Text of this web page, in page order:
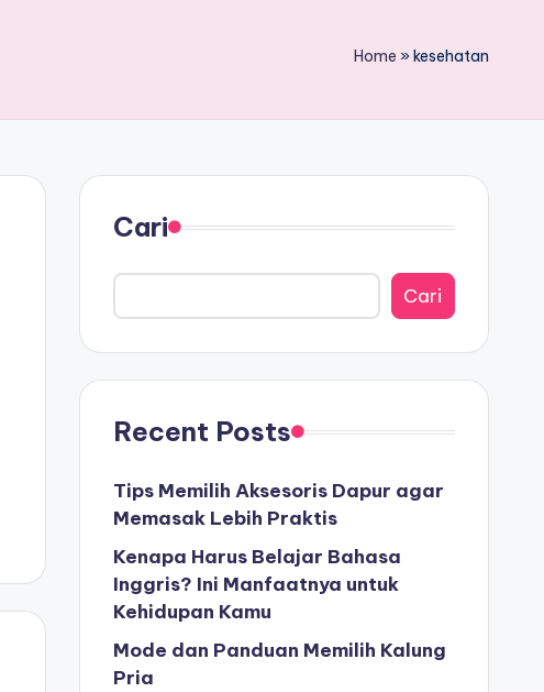
Home »kesehatan
Cari
Cari
Recent Posts
Tips Memilih Aksesoris Dapur agar
Memasak Lebih Praktis
Kenapa Harus Belajar Bahasa
Inggris? Ini Manfaatnya untuk
Kehidupan Kamu
Mode dan Panduan Memilih Kalung
Pria